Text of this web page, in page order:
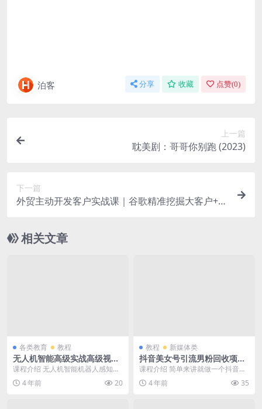
泊客 分享 收藏 点赞(0)
上一篇
耽美剧：哥哥你别跑 (2023)
下一篇
外贸主动开发客户实战课｜谷歌精准挖掘大客户+高
相关文章
各类教育 教程
无人机智能高级实战高级视频
教程
课程介绍 无人机智能机器人感知能
力+防碰撞+定位+传感技术课程，
带领同学们进行I...
4 年前 20
教程 新媒体类
抖音美女号引流男粉回收项目
高级视频教程
课程介绍 简单来讲就做一个抖音美
女号，提供方法按照话术引流到对
应的v信，一个粉2...
4 年前 35